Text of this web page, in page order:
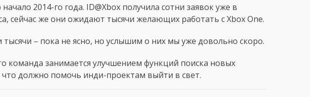
2014-го года. ID@Xbox получила сотни заявок уже в
сейчас же они ожидают тысячи желающих работать с Xbox One.
– пока не ясно, но услышим о них мы уже довольно скоро.
команда занимается улучшением функций поиска новых
что должно помочь инди-проектам выйти в свет.